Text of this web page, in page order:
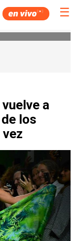
☰
a
los